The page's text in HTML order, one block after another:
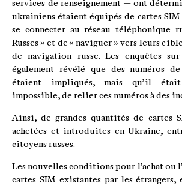
services de renseignement — ont
ukrainiens étaient équipés de cartes SIM
se connecter au réseau téléphonique
Russes » et de « naviguer » vers leurs
de navigation russe. Les enquêtes
également révélé que des numéros
étaient impliqués, mais qu’il
impossible, de relier ces numéros à des
Ainsi, de grandes quantités de cartes
achetées et introduites en Ukraine,
citoyens russes.
Les nouvelles conditions pour l’achat ou
cartes SIM existantes par les